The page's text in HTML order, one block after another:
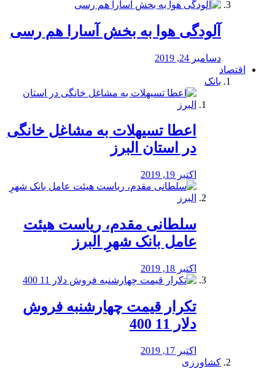
آلودگی هوا به بخش آسارا هم رسی
دسامبر 24, 2019
اقتصاد
بانک
️اعطا تسیهلات به مشاغل خانگی
در استان البرز
اکتبر 19, 2019
سلطانی مقدم، ریاست هیئت
عامل بانک شهرِ البرز
اکتبر 18, 2019
تکرار قیمت چهارشنبه فروش
دلار 11 400
اکتبر 17, 2019
کشاورزی